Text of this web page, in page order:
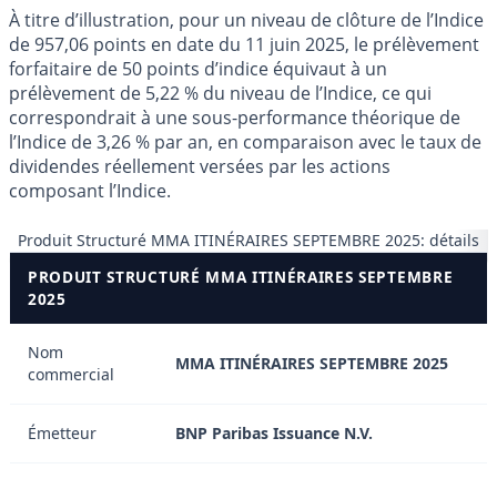
À titre d’illustration, pour un niveau de clôture de l’Indice
de 957,06 points en date du 11 juin 2025, le prélèvement
forfaitaire de 50 points d’indice équivaut à un
prélèvement de 5,22 % du niveau de l’Indice, ce qui
correspondrait à une sous-performance théorique de
l’Indice de 3,26 % par an, en comparaison avec le taux de
dividendes réellement versées par les actions
composant l’Indice.
Produit Structuré MMA ITINÉRAIRES SEPTEMBRE 2025: détails
PRODUIT STRUCTURÉ MMA ITINÉRAIRES SEPTEMBRE
2025
Nom
commercial
MMA ITINÉRAIRES SEPTEMBRE 2025
Émetteur BNP Paribas Issuance N.V.